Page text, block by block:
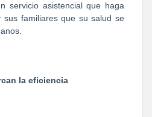
servicio asistencial que haga
familiares que su salud se
la eficiencia